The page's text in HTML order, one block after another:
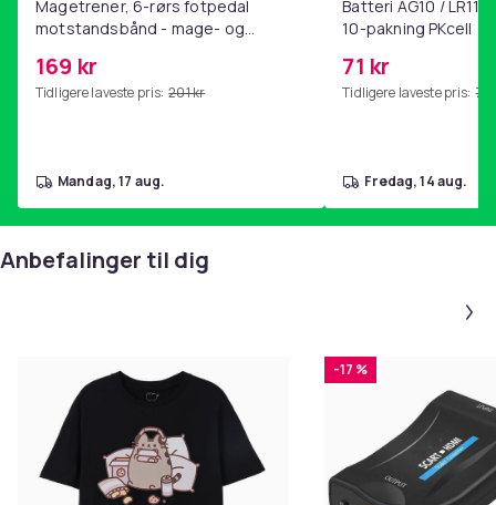
Magetrener, 6-rørs fotpedal
motstandsbånd - mage- og
hjemmegymnastikk Pink
169 kr
Tidligere laveste pris: 201 kr
mandag, 17 aug.
Batteri AG10 /
10-pakning PKcell
71 kr
Tidligere laveste pris: 76
fredag, 14 aug.
Anbefalinger til dig
-17 %